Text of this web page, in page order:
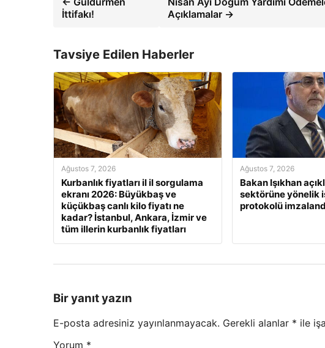
İttifakı!
Açıklamalar →
Tavsiye Edilen Haberler
Ağustos 7, 2026
Kurbanlık fiyatları il il sorgulama
ekranı 2026: Büyükbaş ve
küçükbaş canlı kilo fiyatı ne
kadar? İstanbul, Ankara, İzmir ve
tüm illerin kurbanlık fiyatları
Ağustos 7, 2026
Bakan Işıkhan
sektörüne yönelik
protokolü
Bir yanıt yazın
E-posta adresiniz yayınlanmayacak. Gerekli alanlar * ile
Yorum *